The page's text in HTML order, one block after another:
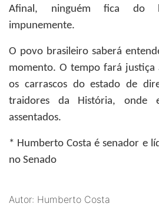
Afinal, ninguém fica do
impunemente.
O povo brasileiro saberá
momento. O tempo fará justiça
os carrascos do estado de
traidores da História, onde
assentados.
* Humberto Costa é senador e
no Senado
Autor: Humberto Costa